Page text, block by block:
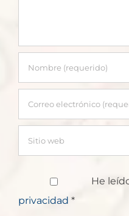
He
privacidad *